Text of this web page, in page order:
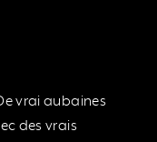
vrai aubaines
des vrais